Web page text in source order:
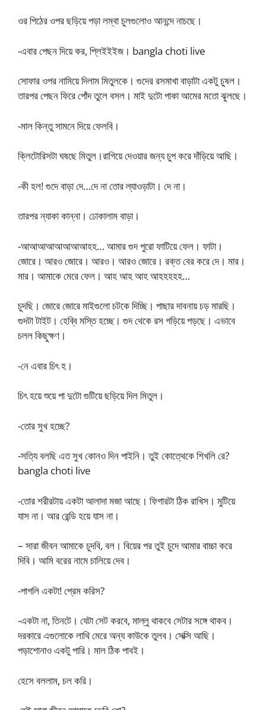
ওর পিঠের ওপর ছড়িয়ে পড়া লম্বা চুলগুলোও আনন্দে নাচছে।
-এবার পেছন দিয়ে কর, প্লিইইইজ। bangla choti live
সোফার ওপর নামিয়ে দিলাম মিতুলকে। গুদের রসমাখা বাড়াটা একটু চুষল।
তারপর পেছন ফিরে পোঁদ তুলে বসল। মাই দুটো পাকা আমের মতো ঝুলছে।
-মাল কিন্তু সামনে দিয়ে ফেলবি।
ক্লিটোরিসটা ঘষছে মিতুল।রাগিয়ে দেওয়ার জন্য চুপ করে দাঁড়িয়ে আছি।
-কী হল! গুদে বাড়া দে…দে না তোর ল্যাওড়াটা। দে না।
তারপর ন্যাকা কান্না। ঢোকালাম বাড়া।
-আআআআআআআআহহ… আমার গুদ পুরো ফাটিয়ে ফেল। ফাটা।
জোরে। আরও জোরে। আরও। আরও জোরে। রক্ত বের করে দে। মার।
মার। আমাকে মেরে ফেল। আহ আহ আহ আহহহহহ…
চুদছি। জোরে জোরে মাইগুলো চটকে দিচ্ছি। পাছার দাবনায় চড় মারছি।
গুদটা টাইট। হেব্বি মস্তি হচ্ছে। গুদ থেকে রস গড়িয়ে পড়ছে। এভাবে
চলল কিছুক্ষণ।
-নে এবার চিৎ হ।
চিৎ হয়ে শুয়ে পা দুটো গুটিয়ে ছড়িয়ে দিল মিতুল।
-তোর সুখ হচ্ছে?
-সত্যি বলছি এত সুখ কোনও দিন পাইনি। তুই কোত্থেকে শিখলি রে?
bangla choti live
-তোর শরীরটায় একটা আলাদা মজা আছে। ফিগারটা ঠিক রাখিস। মুটিয়ে
যাস না। আর রেন্ডি হয়ে যাস না।
– সারা জীবন আমাকে চুদবি, বল। বিয়ের পর তুই চুদে আমার বাচ্চা করে
দিবি। আমি বরের নামে চালিয়ে দেব।
-পাগলি একটা! প্রেম করিস?
-একটা না, তিনটে। যেটা সেট করবে, মাল্লু থাকবে সেটার সঙ্গে থাকব।
দরকারে এগুলোকে লাথি মেরে অন্য কাউকে তুলব। সেক্সি আছি।
পড়াশোনাও একটু পারি। মাল ঠিক পাবই।
হেসে বললাম, চল করি।